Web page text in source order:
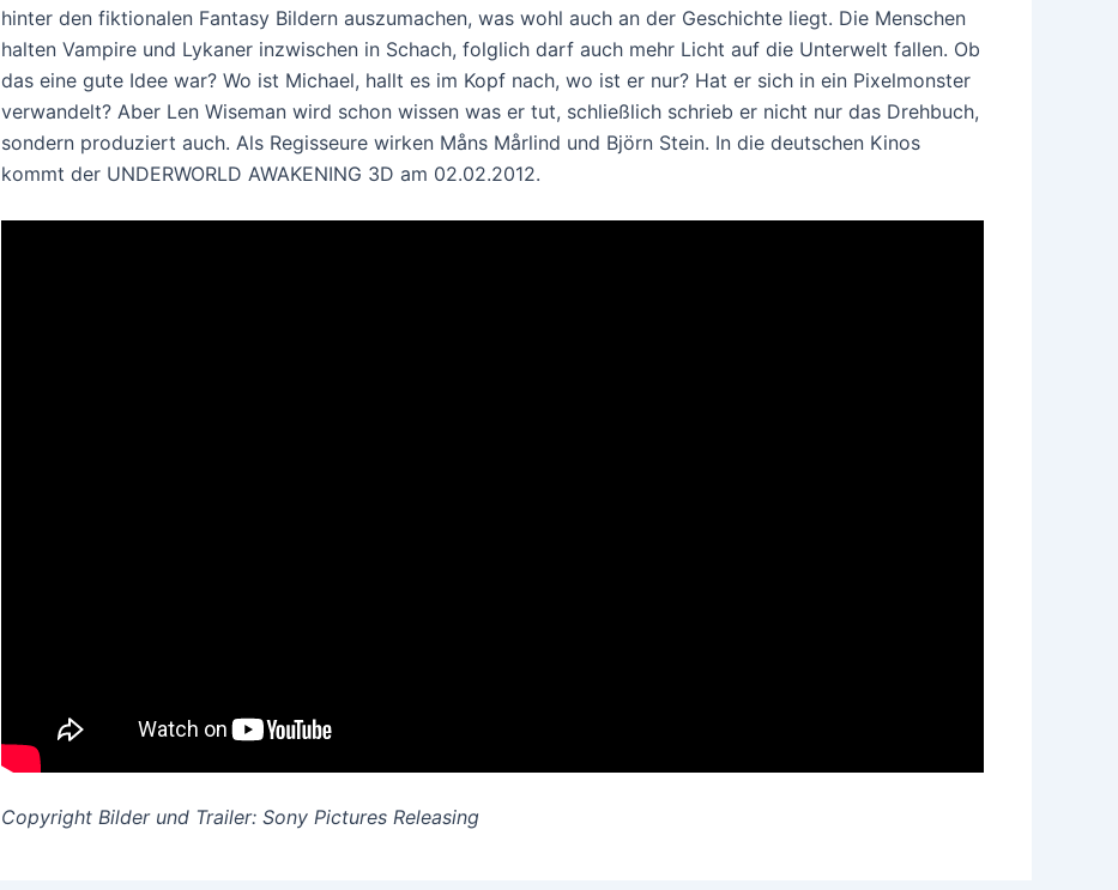
hinter den fiktionalen Fantasy Bildern auszumachen, was wohl auch an der Geschichte liegt. Die Menschen
halten Vampire und Lykaner inzwischen in Schach, folglich darf auch mehr Licht auf die Unterwelt fallen. Ob
das eine gute Idee war? Wo ist Michael, hallt es im Kopf nach, wo ist er nur? Hat er sich in ein Pixelmonster
verwandelt? Aber Len Wiseman wird schon wissen was er tut, schließlich schrieb er nicht nur das Drehbuch,
sondern produziert auch. Als Regisseure wirken Måns Mårlind und Björn Stein. In die deutschen Kinos
kommt der UNDERWORLD AWAKENING 3D am 02.02.2012.
Copyright Bilder und Trailer: Sony Pictures Releasing